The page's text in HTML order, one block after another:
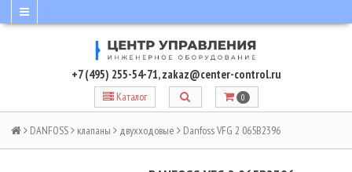
+7 (495) 255-54-71,zakaz@center-control.ru
Каталог 0
DANFOSS клапаны двухходовые Danfoss VFG 2 065B2396